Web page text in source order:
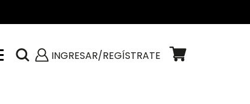
INGRESAR/REGÍSTRATE